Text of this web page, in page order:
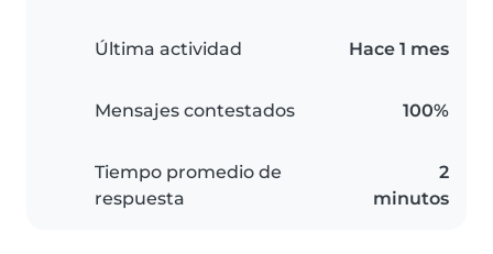
Última actividad Hace 1 mes
Mensajes contestados 100%
Tiempo promedio de
respuesta
2
minutos